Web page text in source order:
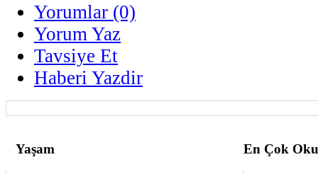
Yorumlar (0)
Yorum Yaz
Tavsiye Et
Haberi Yazdir
Yaşam En Çok